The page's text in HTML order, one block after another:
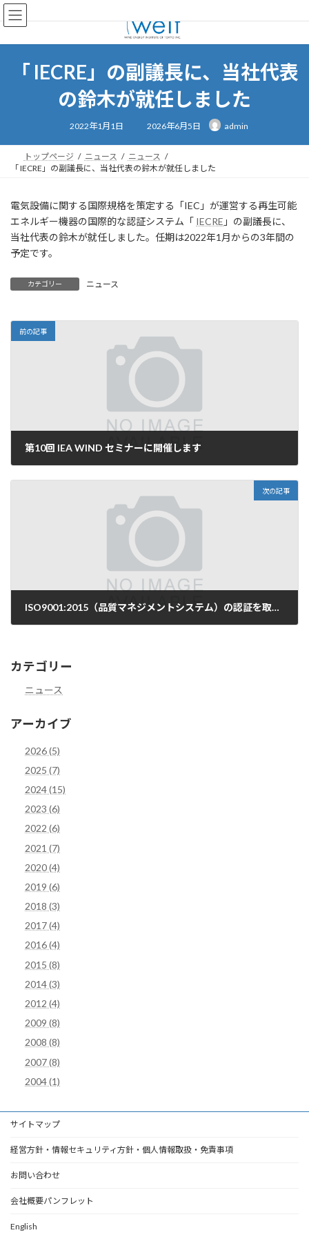
コ
ン
ン
ナ
ビ
ー
「 IECRE」の副議長に、当社代表
の鈴木が就任しました
2022年1月1日
終
新
日
時
:
2026年6月5日 admin
トップページ ニュース
ニュース
「 IECRE」の副議長に、当社代表の鈴木が就任しました
電気設備に関する国際規格を策定する「IEC」が運営する再生可能
エネルギー機器の国際的な認証システム「 IECRE 」の副議長に、
当社代表の鈴木が就任しました。任期は2022年1月からの3年間の
予定です。
カテゴリー ニュース
前の記事
第10回 IEA WIND セミナーに開催します
次の記事
ISO9001:2015（品質マネジメントシステム）の認証を取得しました
カテゴリー
ニュース
アーカイブ
2026 (5)
2025 (7)
2024 (15)
2023 (6)
2022 (6)
2021 (7)
2020 (4)
2019 (6)
2018 (3)
2017 (4)
2016 (4)
2015 (8)
2014 (3)
2012 (4)
2009 (8)
2008 (8)
2007 (8)
2004 (1)
サイトマップ
経営方針・情報セキュリティ方針・個人情報取扱・免責事項
お問い合わせ
会社概要パンフレット
English